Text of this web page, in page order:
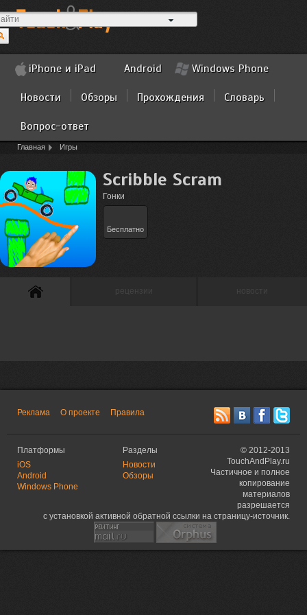
iPhone и iPad Android Windows Phone
Новости Обзоры Прохождения Словарь
Вопрос-ответ
Главная Игры
Scribble Scram
Гонки
Бесплатно
рецензии новости
Реклама О проекте Правила
Платформы
iOS
Android
Windows Phone
Разделы
Новости
Обзоры
© 2012-2013
TouchAndPlay.ru
Частичное и полное
копирование
материалов
разрешается
с установкой активной обратной ссылки на страницу-источник.